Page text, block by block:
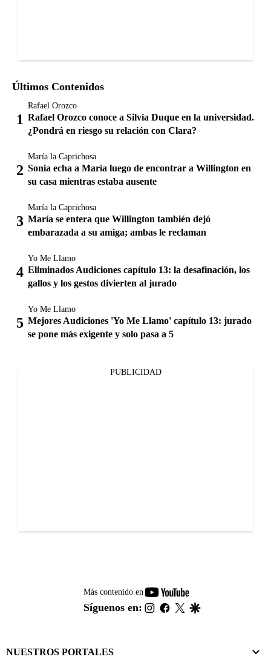
Últimos Contenidos
Rafael Orozco
Rafael Orozco conoce a Silvia Duque en la universidad.
¿Pondrá en riesgo su relación con Clara?
María la Caprichosa
Sonia echa a María luego de encontrar a Willington en
su casa mientras estaba ausente
María la Caprichosa
María se entera que Willington también dejó
embarazada a su amiga; ambas le reclaman
Yo Me Llamo
Eliminados Audiciones capítulo 13: la desafinación, los
gallos y los gestos divierten al jurado
Yo Me Llamo
Mejores Audiciones 'Yo Me Llamo' capítulo 13: jurado
se pone más exigente y solo pasa a 5
PUBLICIDAD
Más contenido en
youtube-
footer
Síguenos en: instagram
facebook
twitter
NUESTROS PORTALES